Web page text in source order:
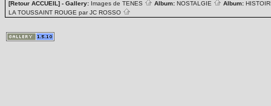
[Retour ACCUEIL] - Gallery: Images de TENES Album: NOSTALGIE Album:
LA TOUSSAINT ROUGE par JC ROSSO